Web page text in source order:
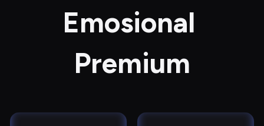
Emosional
Premium